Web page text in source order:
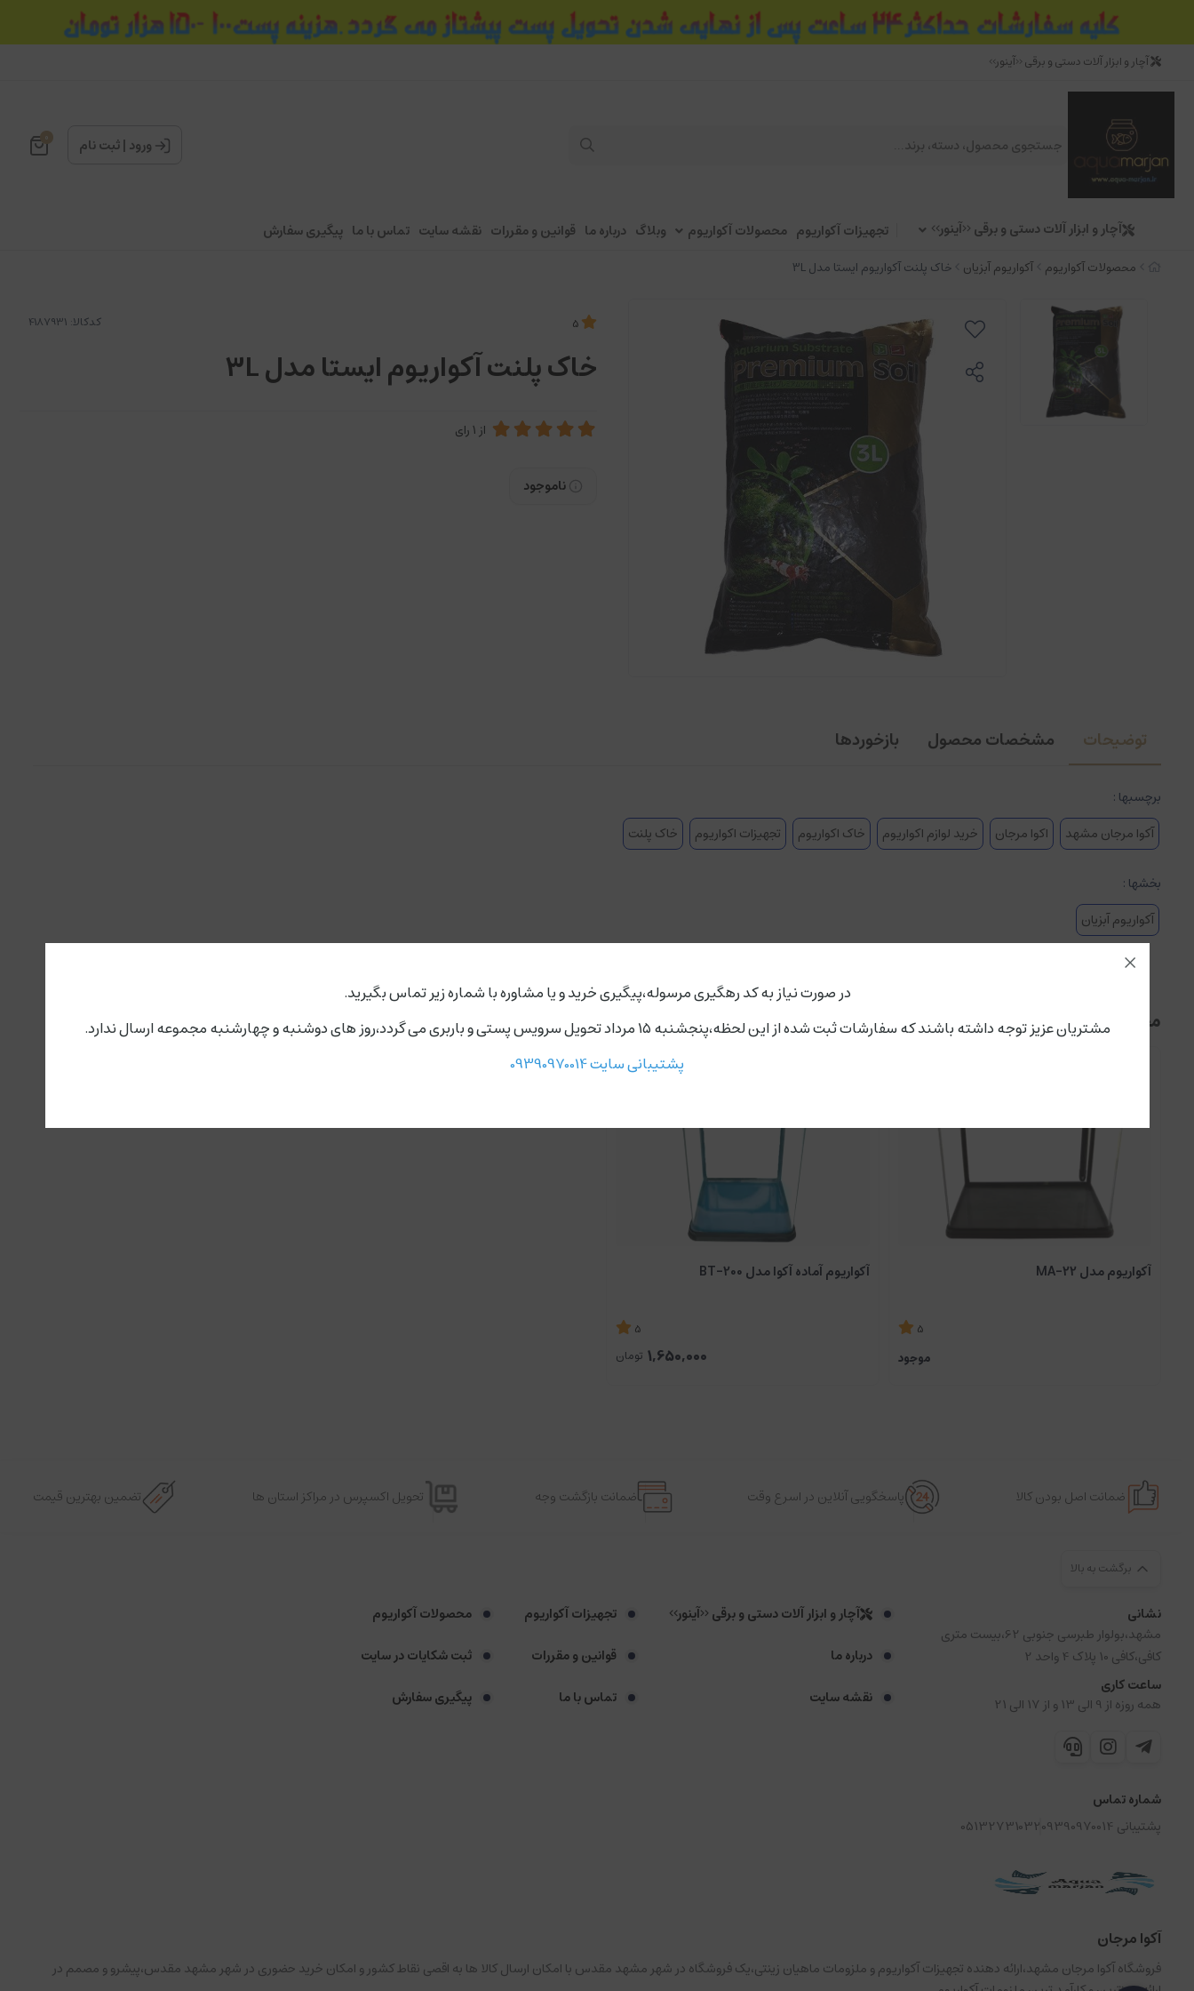
آچار و ابزار آلات دستی و برقی <<آینور>>
ورود |ثبت نام 0
آچار و ابزار آلات دستی و برقی <<آینور>> تجهیزات آکواریوم محصولات آکواریوم وبلاگ درباره ما قوانین و مقررات نقشه سایت تماس با ما پیگیری سفارش
محصولات آکواریوم آکواریوم آبزیان خاک پلنت آکواریوم ایستا مدل 3L
کدکالا:
خاک پلنت آکواریوم ایستا مدل 3L
از1رای
ناموجود
توضیحات مشخصات محصول بازخوردها
برچسبها :
آکوا مرجان مشهد
اکوا مرجان خرید لوازم اکواریوم خاک اکواریوم تجهیزات اکواریوم خاک پلنت
بخشها :
آکواریوم آبزیان
محصولات مرتبط
آکواریوم مدل MA-22
5
موجود
آکواریوم آماده آکوا مدل BT-200
5
1,650,000 تومان
ضمانت اصل بودن کالا پاسخگویی آنلاین در اسرع وقت ضمانت بازگشت وجه تحویل اکسپرس در مراکز استان ها تضمین بهترین قیمت
برگشت به بالا
نشانی
مشهد،بولوار طبرسی جنوبی 62،بیست متری
کافی،کافی 10 پلاک 4 واحد 2
ساعت کاری
همه روزه از 9 الی 13 و از 17 الی 21
شماره تماس
پشتیبانی 09390970014
05132731032
آچار و ابزار آلات دستی و برقی <<آینور>> تجهیزات آکواریوم
محصولات آکواریوم
درباره ما
قوانین و مقررات
ثبت شکایات در سایت
نقشه سایت
تماس با ما پیگیری سفارش
آکوا مرجان
فروشگاه آکوا مرجان مشهد،ارائه دهنده تجهیزات آکواریوم و ملزومات ماهیان زینتی،یک فروشگاه در شهر مشهد مقدس با امکان ارسال کالا ها به اقصی نقاط کشور و امکان خرید حضوری در شهر مشهد مقدس،پیشرو و مصمم در
در صورت نیاز به کد رهگیری مرسوله،پیگیری خرید و یا مشاوره با شماره زیر تماس بگیرید.
مشتریان عزیز توجه داشته باشند که سفارشات ثبت شده از این لحظه،پنجشنبه ۱۵ مرداد تحویل سرویس پستی و باربری می گردد،روز های دوشنبه و چهارشنبه مجموعه ارسال ندارد.
پشتیبانی سایت 09390970014